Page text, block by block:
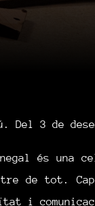
Del 3 de
és
de tot.
i